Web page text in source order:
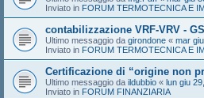
Inviato in FORUM TERMOTECNICA E
contabilizzazione VRF-VRV -
Ultimo messaggio da girondone « mar
Inviato in FORUM TERMOTECNICA E
Certificazione di “origine non
Ultimo messaggio da ildubbio « lun giu
Inviato in FORUM FINANZIARIA